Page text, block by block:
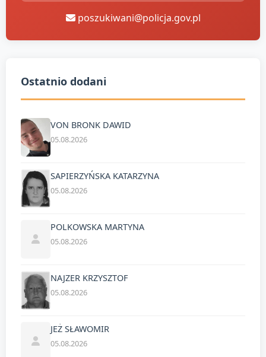
poszukiwani@policja.gov.pl
Ostatnio dodani
VON BRONK DAWID
05.08.2026
SAPIERZYŃSKA KATARZYNA
05.08.2026
POLKOWSKA MARTYNA
05.08.2026
NAJZER KRZYSZTOF
05.08.2026
JEŻ SŁAWOMIR
05.08.2026